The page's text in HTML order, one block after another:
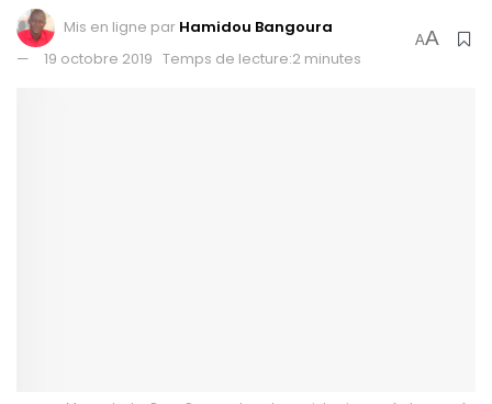
Mis en ligne par Hamidou Bangoura
19 octobre 2019 Temps de lecture:2 minutes
AA